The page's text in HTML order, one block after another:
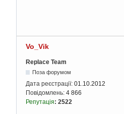
Vo_Vik
Replace Team
Поза форумом
Дата реєстрації: 01.10.2012
Повідомлень: 4 866
Репутація: 2522